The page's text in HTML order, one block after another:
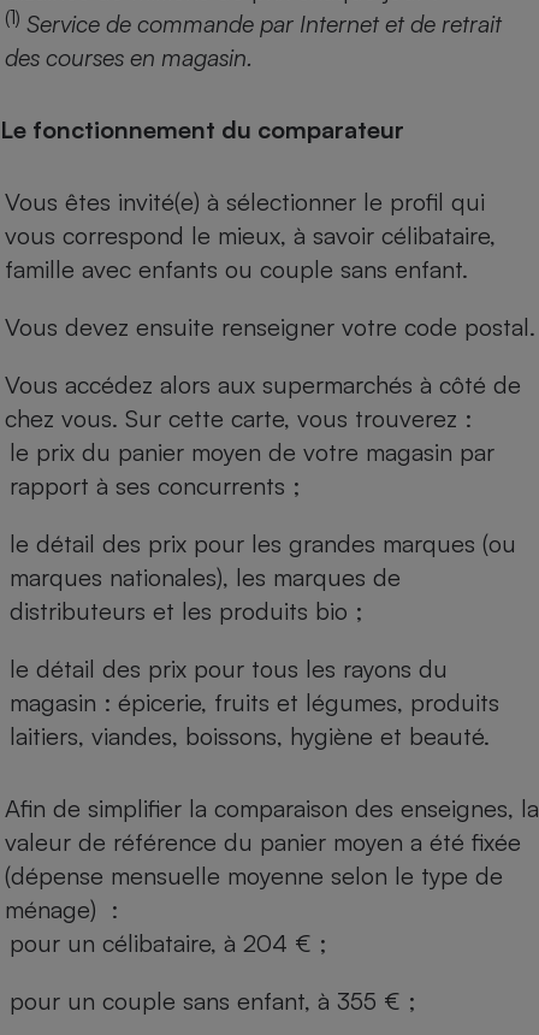
(1) Service de commande par Internet et de retrait
des courses en magasin.
Le fonctionnement du comparateur
Vous êtes invité(e) à sélectionner le profil qui
vous correspond le mieux, à savoir célibataire,
famille avec enfants ou couple sans enfant.
Vous devez ensuite renseigner votre code postal.
Vous accédez alors aux supermarchés à côté de
chez vous. Sur cette carte, vous trouverez :
le prix du panier moyen de votre magasin par
rapport à ses concurrents ;
le détail des prix pour les grandes marques (ou
marques nationales), les marques de
distributeurs et les produits bio ;
le détail des prix pour tous les rayons du
magasin : épicerie, fruits et légumes, produits
laitiers, viandes, boissons, hygiène et beauté.
Afin de simplifier la comparaison des enseignes, la
valeur de référence du panier moyen a été fixée
(dépense mensuelle moyenne selon le type de
ménage) :
pour un célibataire, à 204 € ;
pour un couple sans enfant, à 355 € ;